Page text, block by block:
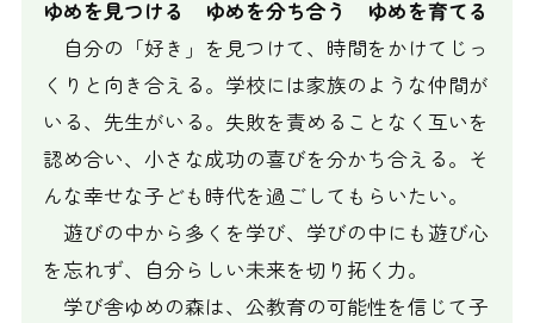
ゆめを見つける ゆめを分ち合う ゆめを育てる
自分の「好き」を見つけて、時間をかけてじっ
くりと向き合える。学校には家族のような仲間が
いる、先生がいる。失敗を責めることなく互いを
認め合い、小さな成功の喜びを分かち合える。そ
んな幸せな子ども時代を過ごしてもらいたい。
遊びの中から多くを学び、学びの中にも遊び心
を忘れず、自分らしい未来を切り拓く力。
学び舎ゆめの森は、公教育の可能性を信じて子